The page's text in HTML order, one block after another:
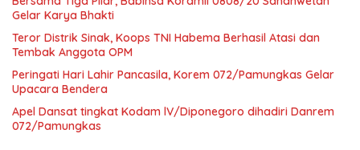
Gelar Karya Bhakti
Teror Distrik Sinak, Koops TNI Habema Berhasil Atasi dan
Tembak Anggota OPM
Peringati Hari Lahir Pancasila, Korem 072/Pamungkas Gelar
Upacara Bendera
Apel Dansat tingkat Kodam lV/Diponegoro dihadiri Danrem
072/Pamungkas